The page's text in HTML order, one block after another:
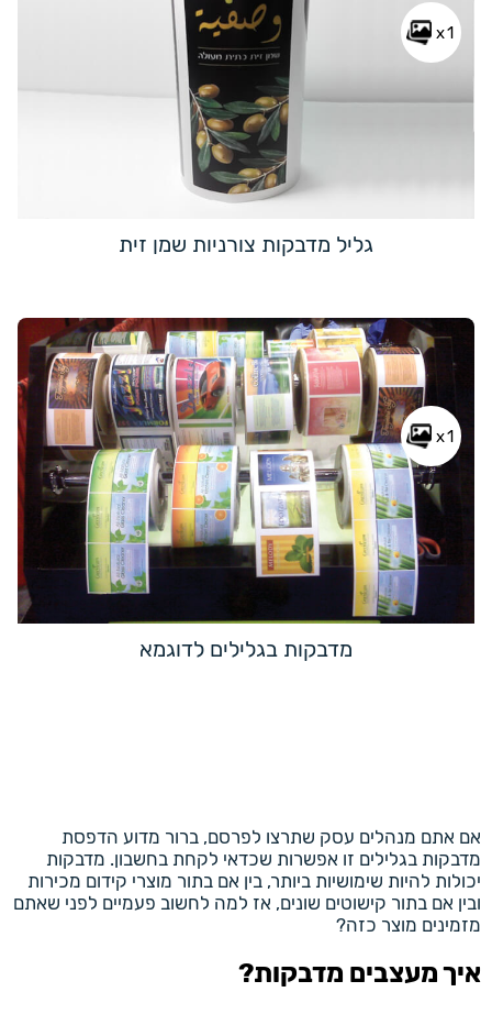
x1
גליל מדבקות צורניות שמן זית
x1
מדבקות בגלילים לדוגמא
אם אתם מנהלים עסק שתרצו לפרסם, ברור מדוע הדפסת
מדבקות בגלילים זו אפשרות שכדאי לקחת בחשבון. מדבקות
יכולות להיות שימושיות ביותר, בין אם בתור מוצרי קידום מכירות
ובין אם בתור קישוטים שונים, אז למה לחשוב פעמיים לפני שאתם
מזמינים מוצר כזה?
איך מעצבים מדבקות?